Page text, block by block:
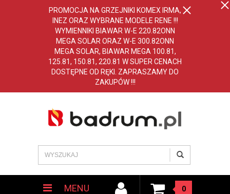
PROMOCJA NA GRZEJNIKI KOMEX IRMA,
INEZ ORAZ WYBRANE MODELE RENE !!!
WYMIENNIKI BIAWAR W-E 220.82ONN
MEGA SOLAR ORAZ W-E 300.82ONN
MEGA SOLAR, BIAWAR MEGA 100.81,
125.81, 150.81, 220.81 W SUPER CENACH
DOSTĘPNE OD RĘKI. ZAPRASZAMY DO
ZAKUPÓW !!!
MENU 0